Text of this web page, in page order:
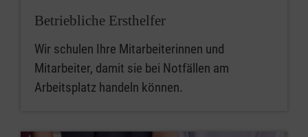
Betriebliche Ersthelfer
Wir schulen Ihre Mitarbeiterinnen und
Mitarbeiter, damit sie bei Notfällen am
Arbeitsplatz handeln können.